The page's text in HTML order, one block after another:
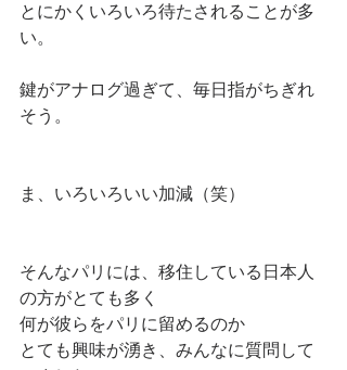
とにかくいろいろ待たされることが多
い。
鍵がアナログ過ぎて、毎日指がちぎれ
そう。
ま、いろいろいい加減（笑）
そんなパリには、移住している日本人
の方がとても多く
何が彼らをパリに留めるのか
とても興味が湧き、みんなに質問して